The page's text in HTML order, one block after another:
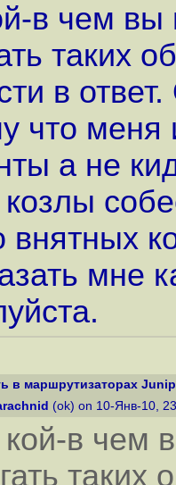
в чем вы
таких
в
что меня
а не
козлы
внятных
мне
в маршрутизаторах
(ok) on 10-Янв-10,
в чем